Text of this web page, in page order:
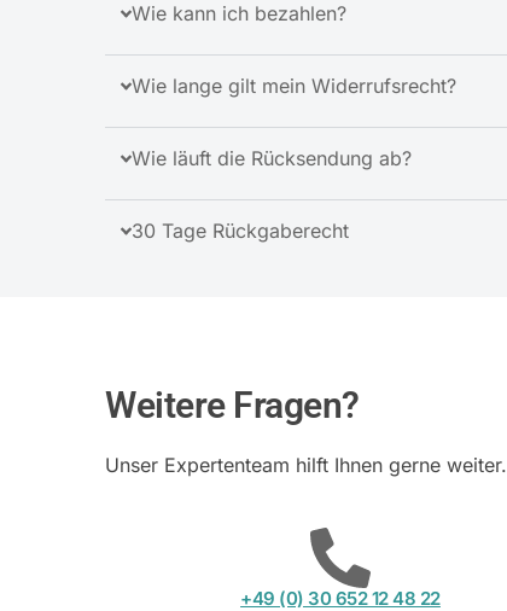
Wie kann ich bezahlen?
Wie lange gilt mein Widerrufsrecht?
Wie läuft die Rücksendung ab?
30 Tage Rückgaberecht
Weitere Fragen?
Unser Expertenteam hilft Ihnen gerne weiter.
+49 (0) 30 652 12 48 22